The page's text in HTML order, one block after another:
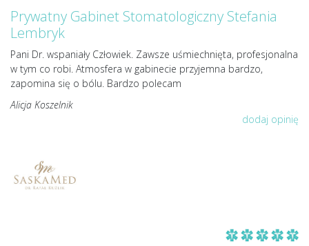
Prywatny Gabinet Stomatologiczny Stefania
Lembryk
Pani Dr. wspaniały Człowiek. Zawsze uśmiechnięta, profesjonalna
w tym co robi. Atmosfera w gabinecie przyjemna bardzo,
zapomina się o bólu. Bardzo polecam
Alicja Koszelnik
dodaj opinię